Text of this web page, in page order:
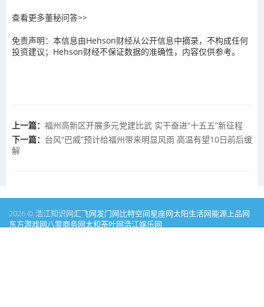
查看更多董秘问答>>
免责声明：本信息由Hehson财经从公开信息中摘录，不构成任何
投资建议；Hehson财经不保证数据的准确性，内容仅供参考。
上一篇： 福州高新区开展多元党建比武 实干奋进“十五五”新征程
下一篇： 台风“巴威”预计给福州带来明显风雨 高温有望10日前后缓
解
2026 © 浩江知识网汇飞网发门网比特空间星座网太阳生活网能源 上品网
东方游戏网八零商务网太和茶叶网浩江娱乐网